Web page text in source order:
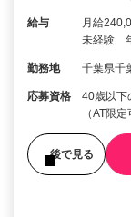
給与
月給
未経験
勤務地 千葉県千
応募資格
40歳以
（AT限
後で見る